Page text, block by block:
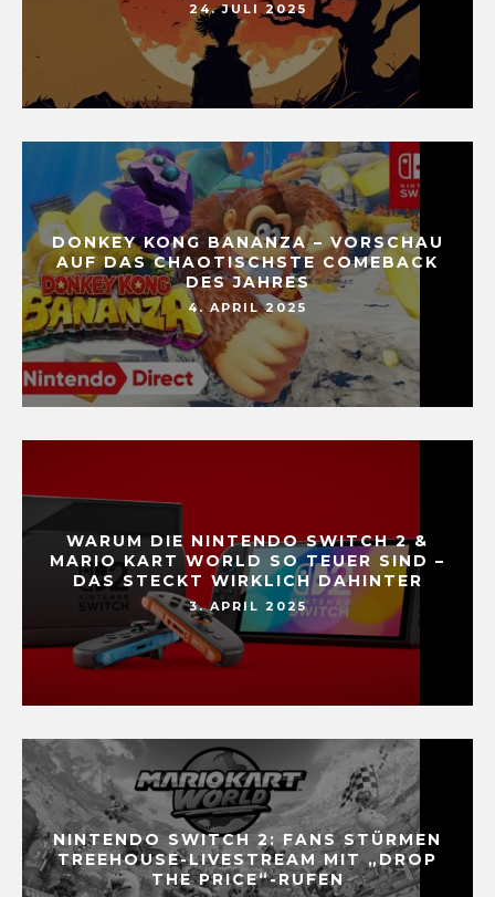
24. JULI 2025
DONKEY KONG BANANZA – VORSCHAU
AUF DAS CHAOTISCHSTE COMEBACK
DES JAHRES
4. APRIL 2025
WARUM DIE NINTENDO SWITCH 2 &
MARIO KART WORLD SO TEUER SIND –
DAS STECKT WIRKLICH DAHINTER
3. APRIL 2025
NINTENDO SWITCH 2: FANS STÜRMEN
TREEHOUSE-LIVESTREAM MIT „DROP
THE PRICE“-RUFEN